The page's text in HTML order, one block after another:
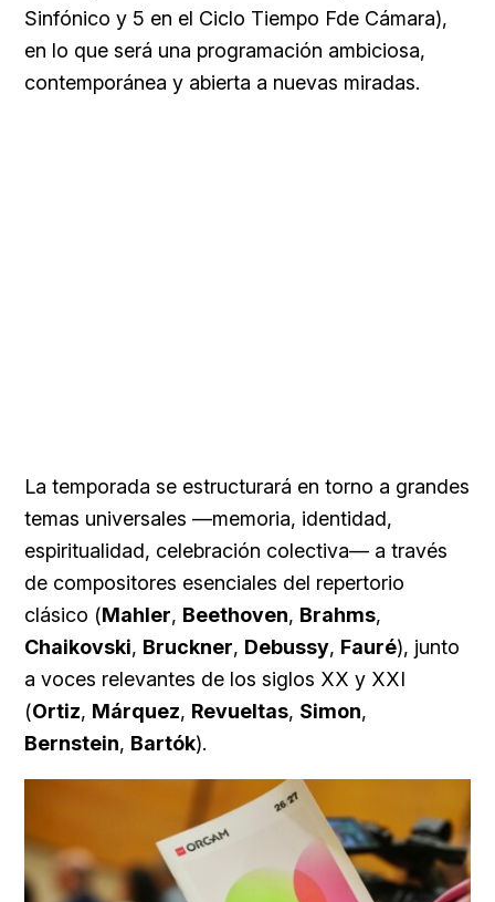
Sinfónico y 5 en el Ciclo Tiempo Fde Cámara),
en lo que será una programación ambiciosa,
contemporánea y abierta a nuevas miradas.
La temporada se estructurará en torno a grandes
temas universales —memoria, identidad,
espiritualidad, celebración colectiva— a través
de compositores esenciales del repertorio
clásico (Mahler, Beethoven, Brahms,
Chaikovski, Bruckner, Debussy, Fauré), junto
a voces relevantes de los siglos XX y XXI
(Ortiz, Márquez, Revueltas, Simon,
Bernstein, Bartók).